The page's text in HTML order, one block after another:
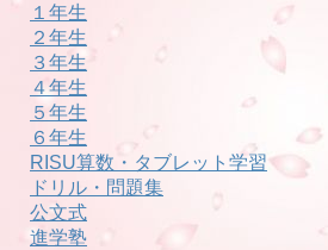
１年生
２年生
３年生
４年生
５年生
６年生
RISU算数・タブレット学習
ドリル・問題集
公文式
進学塾